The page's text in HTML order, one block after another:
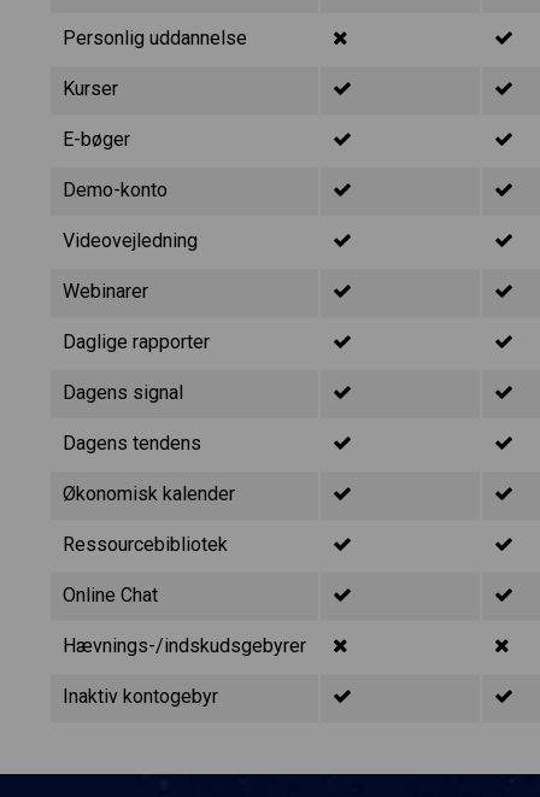
Personlig uddannelse
Kurser
E-bøger
Demo-konto
Videovejledning
Webinarer
Daglige rapporter
Dagens signal
Dagens tendens
Økonomisk kalender
Ressourcebibliotek
Online Chat
Hævnings-/indskudsgebyrer
Inaktiv kontogebyr